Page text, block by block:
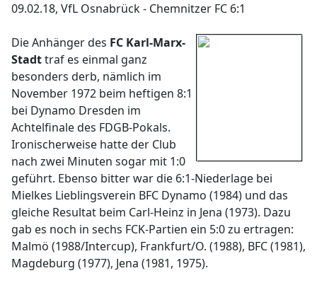
09.02.18, VfL Osnabrück - Chemnitzer FC 6:1
Die Anhänger des FC Karl-Marx-
Stadttraf es einmal ganz
besonders derb, nämlich im
November 1972 beim heftigen 8:1
bei Dynamo Dresden im
Achtelfinale des FDGB-Pokals.
Ironischerweise hatte der Club
nach zwei Minuten sogar mit 1:0
geführt. Ebenso bitter war die 6:1-Niederlage bei
Mielkes Lieblingsverein BFC Dynamo (1984) und das
gleiche Resultat beim Carl-Heinz in Jena (1973). Dazu
gab es noch in sechs FCK-Partien ein 5:0 zu ertragen:
Malmö (1988/Intercup), Frankfurt/O. (1988), BFC (1981),
Magdeburg (1977), Jena (1981, 1975).